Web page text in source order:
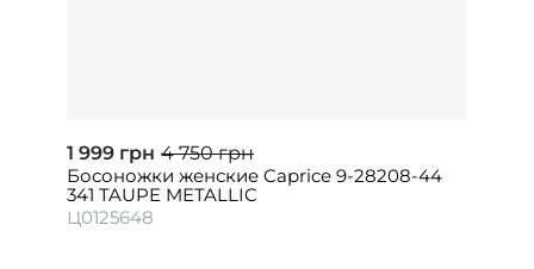
1 999 грн 4 750 грн
Босоножки женские Caprice 9-28208-44
341 TAUPE METALLIC
Ц0125648